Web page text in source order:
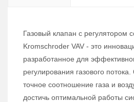
Газовый клапан с регулятором
Kromschroder VAV - это
разработанное для
регулирования газового
точное соотношение газа и
достичь оптимальной работы